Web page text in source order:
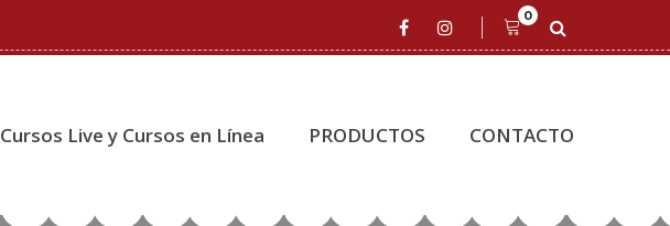
0
Cursos Live y Cursos en Línea PRODUCTOS CONTACTO